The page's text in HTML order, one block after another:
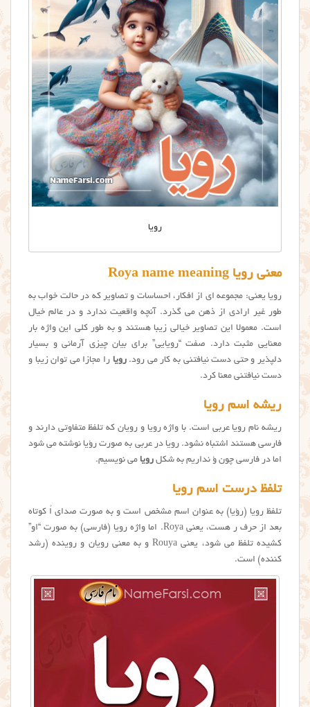
رویا
معنی رویا Roya name meaning
رویا یعنی: مجموعه ای از افکار، احساسات و تصاویر که در حالت خواب به
طور غیر ارادی از ذهن می گذرد. آنچه واقعیت ندارد و در عالم خیال
است. معمولا این تصاویر خیالی زیبا هستند و به طور کلی این واژه بار
معنایی مثبت دارد. صفت “رویایی” برای بیان چیزی آرمانی و بسیار
دلپذیر و حتی دست نیافتنی به کار می رود.رویا را مجازا می توان زیبا و
دست نیافتنی معنا کرد.
ریشه اسم رویا
ریشه نام رویا عربی است. با واژه رویا و رویان که تلفظ متفاوتی دارند و
فارسی هستند اشتباه نشود. رویا در عربی به صورت رؤیا نوشته می شود
اما در فارسی چون ؤ نداریم به شکل رویا می نویسیم.
تلفظ درست اسم رویا
تلفظ رویا (رؤیا) به عنوان اسم مشخص است و به صورت صدای اُ کوتاه
بعد از حرف ر هست، یعنی Roya. اما واژه رویا (فارسی) به صورت “او”
کشیده تلفظ می شود، یعنی Rouya و به معنی رویان و روینده (رشد
کننده) است.